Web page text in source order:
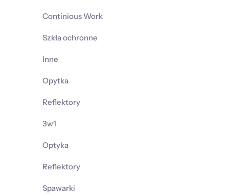
Continious Work
Szkła ochronne
Inne
Opytka
Reflektory
3w1
Optyka
Reflektory
Spawarki